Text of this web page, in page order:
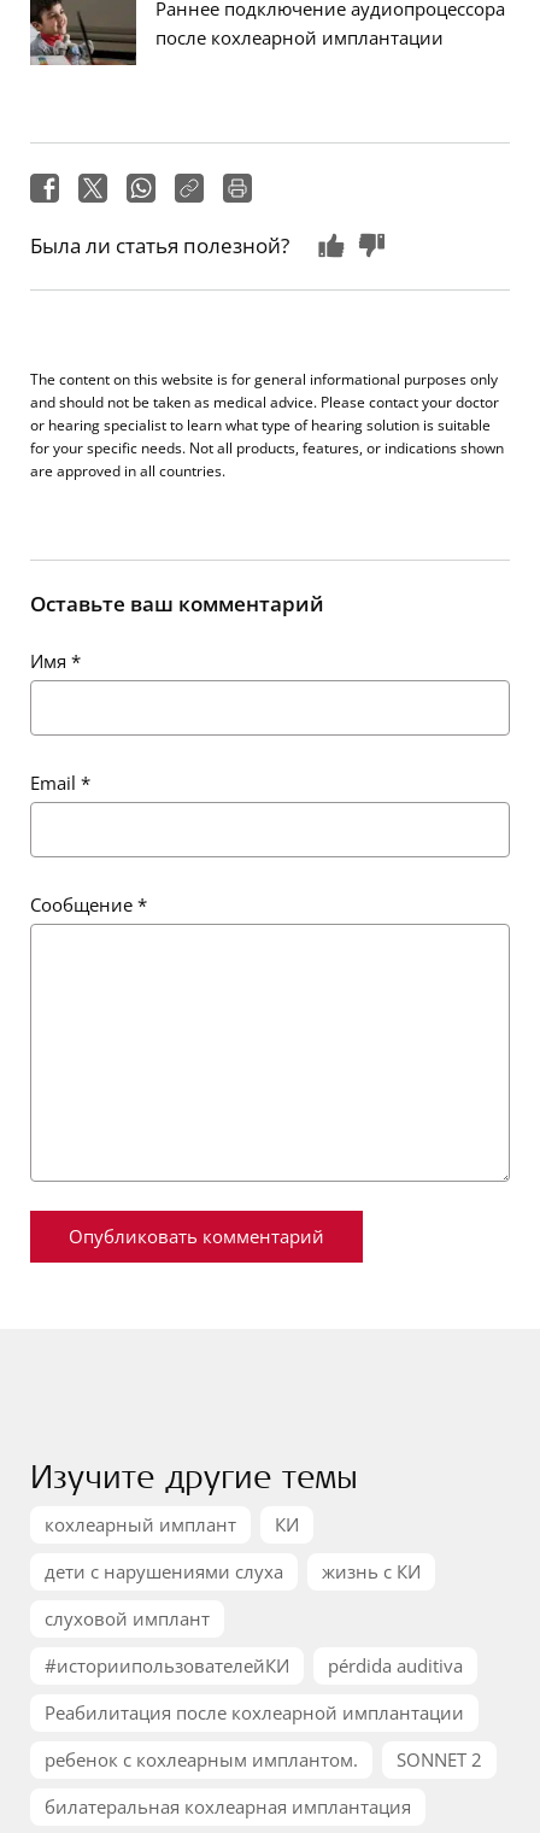
Раннее подключение аудиопроцессора
после кохлеарной имплантации
Была ли статья полезной?
The content on this website is for general informational purposes only
and should not be taken as medical advice. Please contact your doctor
or hearing specialist to learn what type of hearing solution is suitable
for your specific needs. Not all products, features, or indications shown
are approved in all countries.
Оставьте ваш комментарий
Имя *
Email *
Сообщение *
Изучите другие темы
кохлеарный имплант
КИ
дети с нарушениями слуха
жизнь с КИ
слуховой имплант
#историипользователейКИ
pérdida auditiva
Реабилитация после кохлеарной имплантации
ребенок с кохлеарным имплантом.
SONNET 2
билатеральная кохлеарная имплантация